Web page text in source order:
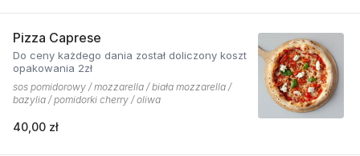
Pizza Caprese
Do ceny każdego dania został doliczony koszt
opakowania 2zł
sos pomidorowy / mozzarella / biała mozzarella /
bazylia / pomidorki cherry / oliwa
40,00 zł